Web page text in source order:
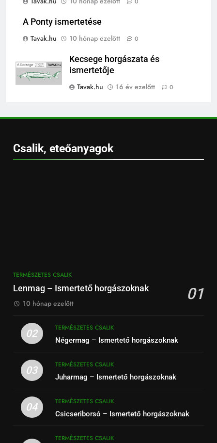
A Ponty ismertetése
Tavak.hu
10 hónap ezelőtt 0
Kecsege horgászata és
ismertetője
Tavak.hu
16 év ezelőtt 0
Csalik, eteőanyagok
TERMÉSZETES CSALIK
Lenmag – Ismertető horgászoknak 01
10 hónap ezelőtt
02
TERMÉSZETES CSALIK
Négermag – Ismertető horgászoknak
03
TERMÉSZETES CSALIK
Juharmag – Ismertető horgászoknak
04
TERMÉSZETES CSALIK
Csicseriborsó – Ismertető horgászoknak
TERMÉSZETES CSALIK